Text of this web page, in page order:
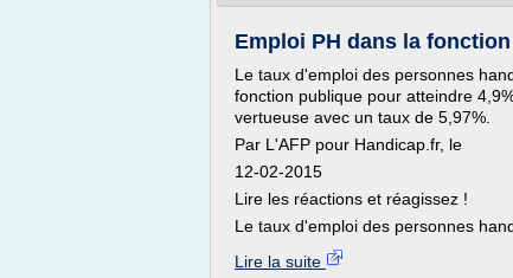
Emploi PH dans la
Le taux d'emploi des personnes
fonction publique pour atteindre
vertueuse avec un taux de 5,97%.
Par L'AFP pour Handicap.fr, le
12-02-2015
Lire les réactions et réagissez !
Le taux d'emploi des personnes
Lire la suite